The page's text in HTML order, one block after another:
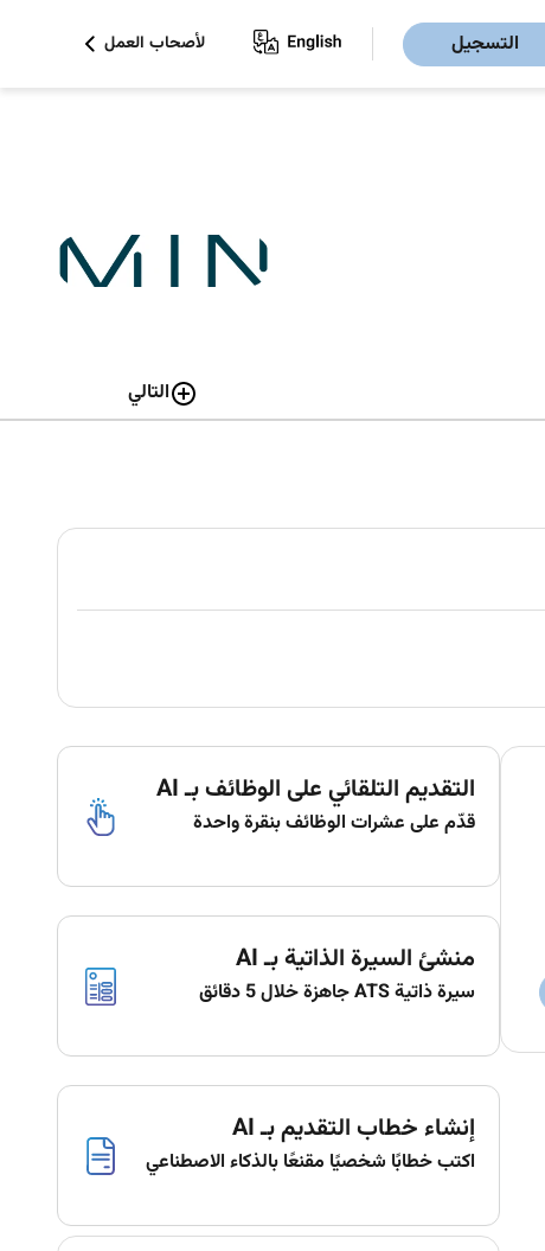
التسجيل لأصحاب العمل
التالي
التقديم التلقائي على الوظائف بـ AI
قدّم على عشرات الوظائف بنقرة واحدة
منشئ السيرة الذاتية بـ AI
سيرة ذاتية ATS جاهزة خلال 5 دقائق
إنشاء خطاب التقديم بـ AI
اكتب خطابًا شخصيًا مقنعًا بالذكاء الاصطناعي